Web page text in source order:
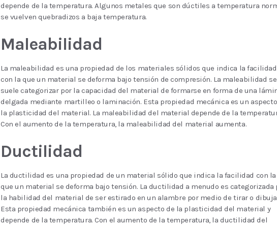
depende de la temperatura. Algunos metales que son dúctiles a temperatura
se vuelven quebradizos a baja temperatura.
Maleabilidad
La maleabilidad es una propiedad de los materiales sólidos que indica la facilidad
con la que un material se deforma bajo tensión de compresión. La maleabilidad se
suele categorizar por la capacidad del material de formarse en forma de una
delgada mediante martilleo o laminación. Esta propiedad mecánica es un
la plasticidad del material. La maleabilidad del material depende de la
Con el aumento de la temperatura, la maleabilidad del material aumenta.
Ductilidad
La ductilidad es una propiedad de un material sólido que indica la facilidad con la
que un material se deforma bajo tensión. La ductilidad a menudo es categorizada
la habilidad del material de ser estirado en un alambre por medio de tirar o
Esta propiedad mecánica también es un aspecto de la plasticidad del material y
depende de la temperatura. Con el aumento de la temperatura, la ductilidad del